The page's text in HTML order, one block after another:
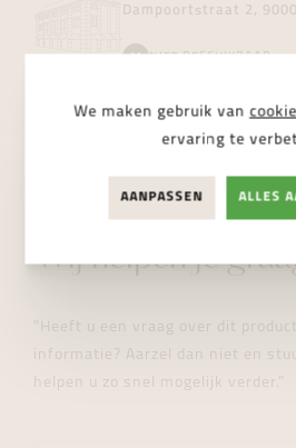
Dampoortstraat 2,
NIET BESCHIKBAAR
Wij helpen je
"Heeft u een vraag over dit
informatie? Aarzel dan niet en
helpen u zo snel mogelijk verder."
We maken gebruik van
ervaring te
AANPASSEN ALLES